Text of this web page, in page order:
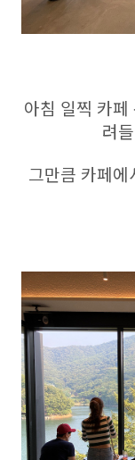
아침 일찍 카
려
그만큼 카페